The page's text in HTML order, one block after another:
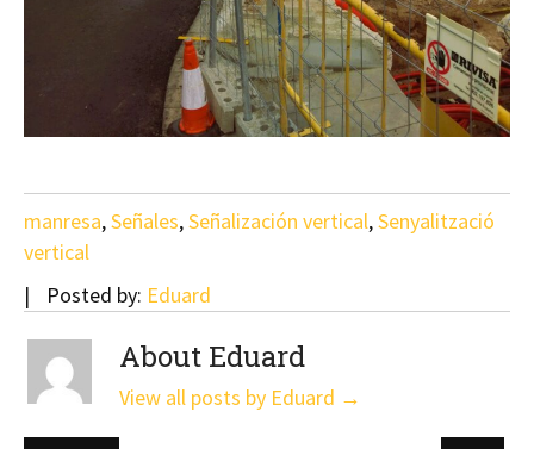
manresa,Señales,Señalización vertical,Senyalització
vertical
Posted by: Eduard
About Eduard
View all posts by Eduard →